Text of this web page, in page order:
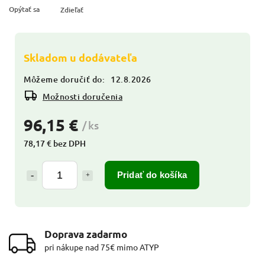
96,15 € / ks
78,17 € bez DPH
Pridať do košíka
Skladom u dodávateľa
Môžeme doručiť do:
12.8.2026
Možnosti doručenia
Opýtať sa Zdieľať
Doprava zadarmo
pri nákupe nad 75€ mimo ATYP